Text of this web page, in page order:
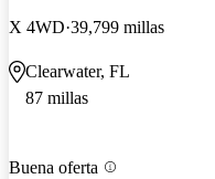
X 4WD 39,799 millas
Clearwater, FL
87 millas
Buena oferta